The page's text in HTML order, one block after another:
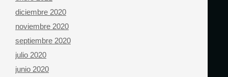
diciembre 2020
noviembre 2020
septiembre 2020
julio 2020
junio 2020